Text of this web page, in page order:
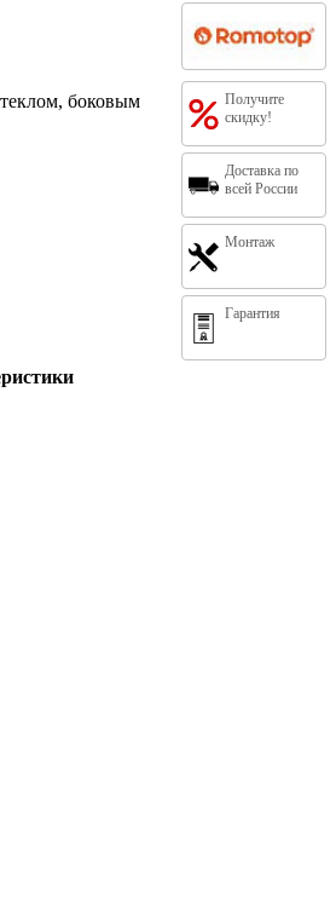
Получите
скидку!
Доставка по
всей России
Монтаж
Гарантия
боковым